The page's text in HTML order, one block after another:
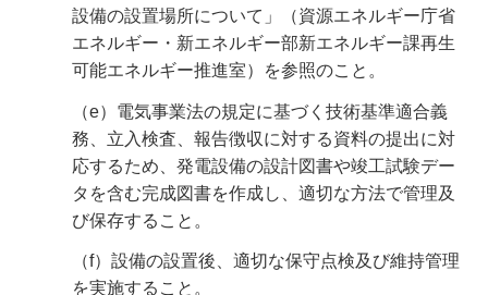
設備の設置場所について」（資源エネルギー庁省
エネルギー・新エネルギー部新エネルギー課再生
可能エネルギー推進室）を参照のこと。
（e）電気事業法の規定に基づく技術基準適合義
務、立入検査、報告徴収に対する資料の提出に対
応するため、発電設備の設計図書や竣工試験デー
タを含む完成図書を作成し、適切な方法で管理及
び保存すること。
（f）設備の設置後、適切な保守点検及び維持管理
を実施すること。